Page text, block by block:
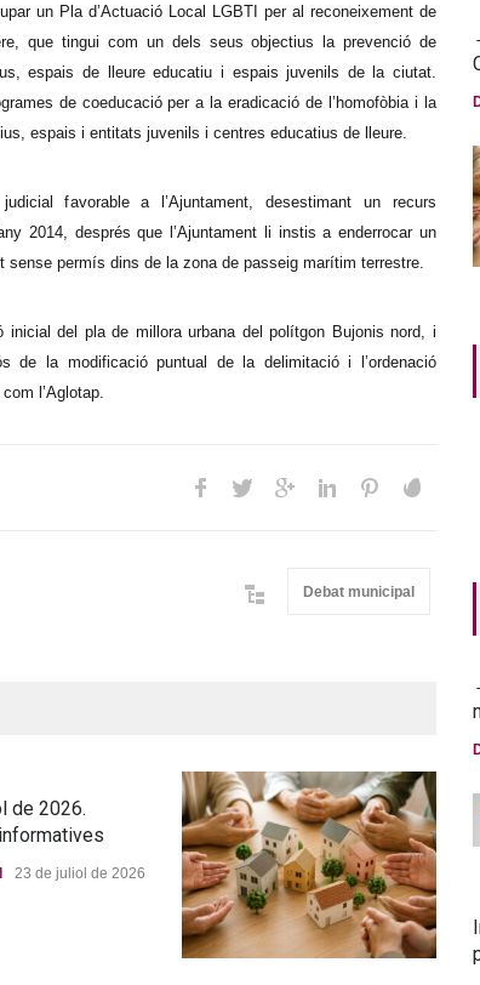
un Pla d’Actuació Local LGBTI per al reconeixement de
que tingui com un dels seus objectius la prevenció de
espais de lleure educatiu i espais juvenils de la ciutat.
de coeducació per a la eradicació de l’homofòbia i la
espais i entitats juvenils i centres educatius de lleure.
favorable a l’Ajuntament, desestimant un recurs
2014, després que l’Ajuntament li instis a enderrocar un
sense permís dins de la zona de passeig marítim terrestre.
inicial del pla de millora urbana del polítgon Bujonis nord, i
de la modificació puntual de la delimitació i l’ordenació
l’Aglotap.
Debat municipal
de 2026.
23 de juliol de 2026